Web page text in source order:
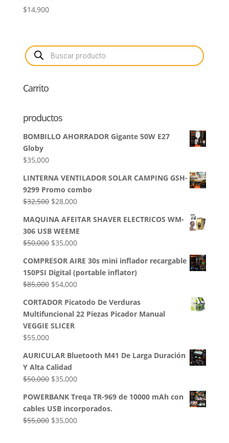
$14,900
Búsqueda
de
productos
Carrito
productos
BOMBILLO AHORRADOR Gigante 50W E27
Globy
$35,000
LINTERNA VENTILADOR SOLAR CAMPING GSH-
9299 Promo combo
$32,500 El
original
era:
$32,500.
$28,000El
actual
es:
$28,000.
MAQUINA AFEITAR SHAVER ELECTRICOS WM-
306 USB WEEME
$50,000 El
original
era:
$50,000.
$35,000El
actual
es:
$35,000.
COMPRESOR AIRE 30s mini inflador recargable
150PSI Digital (portable inflator)
$85,000 El
original
era:
$85,000.
$54,000El
actual
es:
CORTADOR Picatodo De Verduras
Multifuncional 22 Piezas Picador Manual
VEGGIE SLICER
$55,000
AURICULAR Bluetooth M41 De Larga Duración
Y Alta Calidad
$50,000 El
original
era:
$50,000.
$35,000El
actual
es:
$35,000.
POWERBANK Treqa TR-969 de 10000 mAh con
cables USB incorporados.
$55,000 El
$35,000El